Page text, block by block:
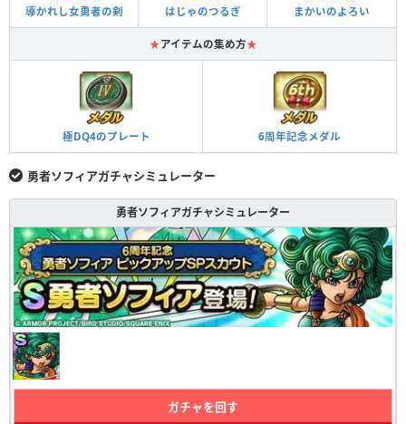
導かれし女勇者の剣 はじゃのつるぎ まかいのよろい
★アイテムの集め方★
極DQ4のプレート 6周年記念メダル
勇者ソフィアガチャシミュレーター
勇者ソフィアガチャシミュレーター
ガチャを回す